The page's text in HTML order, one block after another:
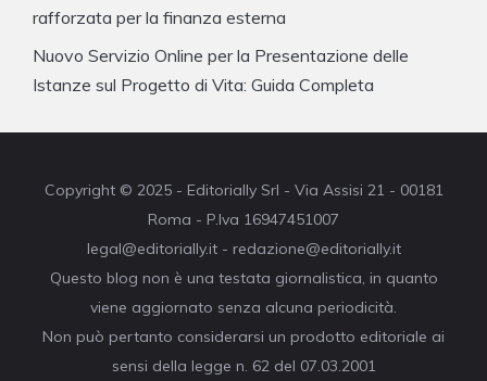
rafforzata per la finanza esterna
Nuovo Servizio Online per la Presentazione delle
Istanze sul Progetto di Vita: Guida Completa
Copyright © 2025 - Editorially Srl - Via Assisi 21 - 00181
Roma - P.Iva 16947451007
legal@editorially.it - redazione@editorially.it
Questo blog non è una testata giornalistica, in quanto
viene aggiornato senza alcuna periodicità.
Non può pertanto considerarsi un prodotto editoriale ai
sensi della legge n. 62 del 07.03.2001